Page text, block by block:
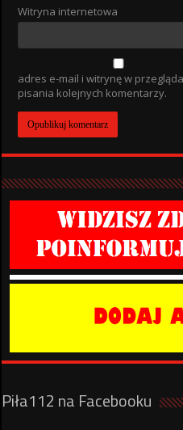
Witryna internetowa
adres e-mail i witrynę w
pisania kolejnych komentarzy.
Piła112 na Facebooku